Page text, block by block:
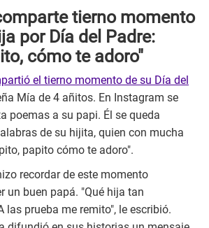
tierno momento
por Día del Padre:
cómo te adoro"
el tierno momento de su Día del
Mía de 4 añitos. En Instagram se
poemas a su papi. Él se queda
de su hijita, quien con mucha
papito cómo te adoro".
recordar de este momento
un buen papá. "Qué hija tan
las prueba me remito", le escribió.